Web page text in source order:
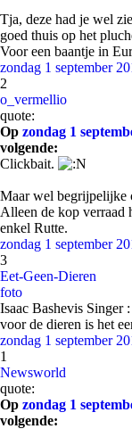
Tja, deze had je wel
goed thuis op het
Voor een baantje in
zondag 1 september
2
o_vermellio
quote:
Op zondag 1
volgende:
Clickbait.
Maar wel begrijpelijke
Alleen de kop verraad
enkel Rutte.
zondag 1 september
3
Eet-Geen-Dieren
foto
Isaac Bashevis Singer
voor de dieren is het
zondag 1 september
1
Newsworld
quote:
Op zondag 1
volgende: